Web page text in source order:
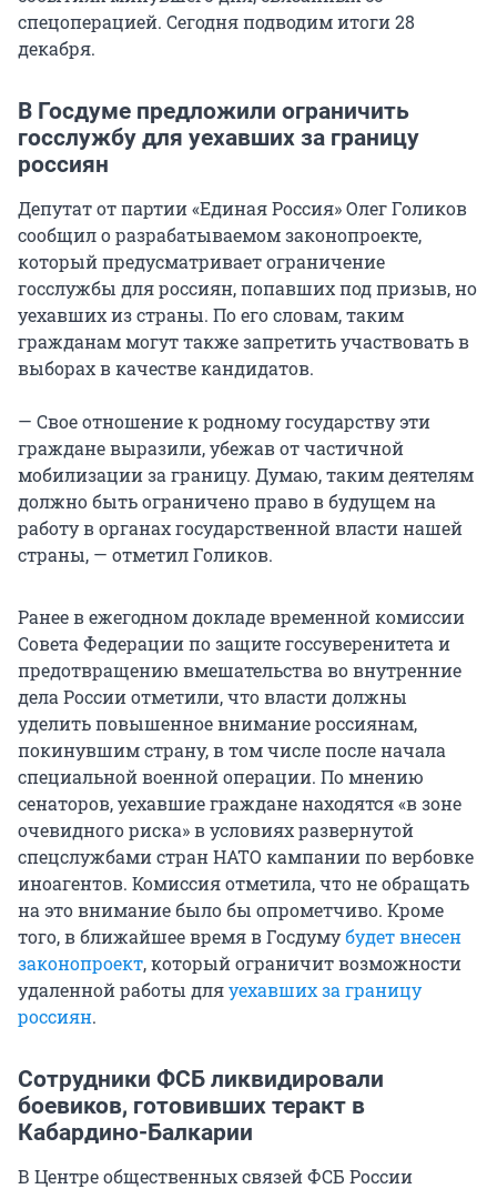
спецоперацией. Сегодня подводим итоги 28
декабря.
В Госдуме предложили ограничить
госслужбу для уехавших за границу
россиян
Депутат от партии «Единая Россия» Олег Голиков
сообщил о разрабатываемом законопроекте,
который предусматривает ограничение
госслужбы для россиян, попавших под призыв, но
уехавших из страны. По его словам, таким
гражданам могут также запретить участвовать в
выборах в качестве кандидатов.
— Свое отношение к родному государству эти
граждане выразили, убежав от частичной
мобилизации за границу. Думаю, таким деятелям
должно быть ограничено право в будущем на
работу в органах государственной власти нашей
страны, — отметил Голиков.
Ранее в ежегодном докладе временной комиссии
Совета Федерации по защите госсуверенитета и
предотвращению вмешательства во внутренние
дела России отметили, что власти должны
уделить повышенное внимание россиянам,
покинувшим страну, в том числе после начала
специальной военной операции. По мнению
сенаторов, уехавшие граждане находятся «в зоне
очевидного риска» в условиях развернутой
спецслужбами стран НАТО кампании по вербовке
иноагентов. Комиссия отметила, что не обращать
на это внимание было бы опрометчиво. Кроме
того, в ближайшее время в Госдумубудет внесен
законопроект, который ограничит возможности
удаленной работы дляуехавших за границу
россиян.
Сотрудники ФСБ ликвидировали
боевиков, готовивших теракт в
Кабардино-Балкарии
В Центре общественных связей ФСБ России